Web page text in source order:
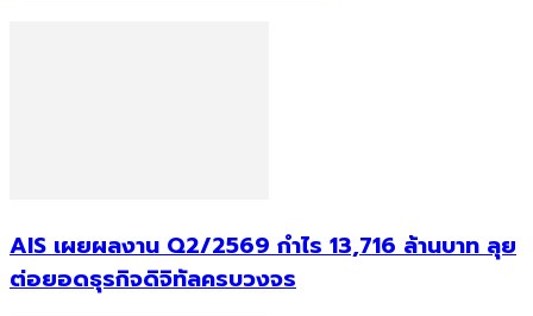
AIS เผยผลงาน Q2/2569 กำไร 13,716 ล้านบาท ลุย
ต่อยอดธุรกิจดิจิทัลครบวงจร